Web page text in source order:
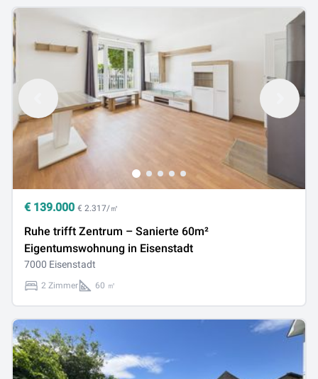
€ 139.000 € 2.317/㎡
Ruhe trifft Zentrum – Sanierte 60m²
Eigentumswohnung in Eisenstadt
7000 Eisenstadt
2 Zimmer 60 ㎡